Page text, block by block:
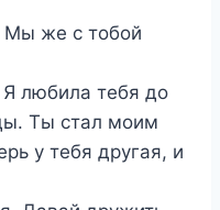
же с тобой
любила тебя до
Ты стал моим
у тебя другая, и